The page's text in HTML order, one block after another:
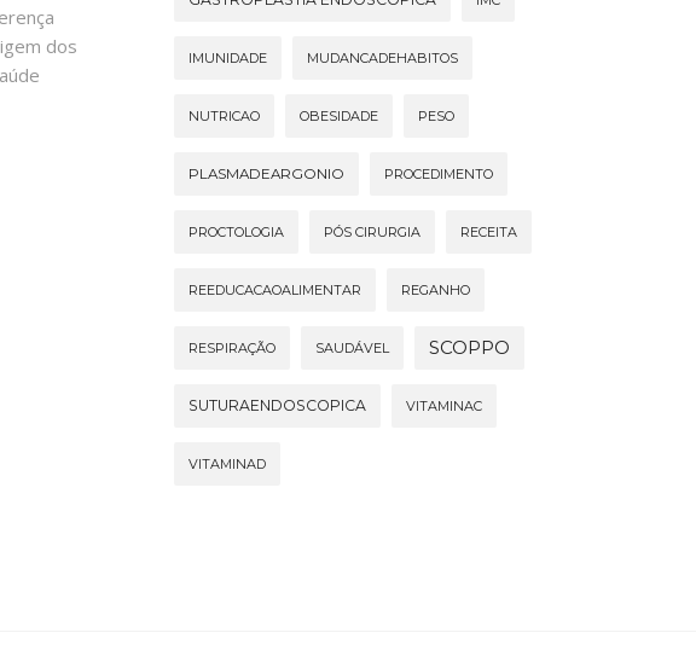
dos
IMUNIDADE MUDANCADEHABITOS
NUTRICAO OBESIDADE PESO
PLASMADEARGONIO PROCEDIMENTO
PROCTOLOGIA PÓS CIRURGIA RECEITA
REEDUCACAOALIMENTAR REGANHO
RESPIRAÇÃO SAUDÁVEL SCOPPO
SUTURAENDOSCOPICA VITAMINAC
VITAMINAD